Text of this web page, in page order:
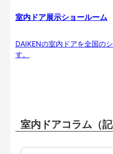
室内ドア展示ショールーム
DAIKENの室内ドアを全国の
す。
室内ドアコラム（記